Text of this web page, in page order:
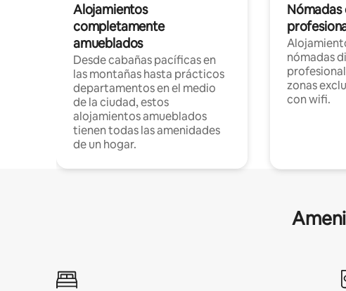
Alojamientos
completamente
amueblados
Desde cabañas pacíficas en
las montañas hasta prácticos
departamentos en el medio
de la ciudad, estos
alojamientos amueblados
tienen todas las amenidades
de un hogar.
Nómadas
nómadas
zonas
con wifi.